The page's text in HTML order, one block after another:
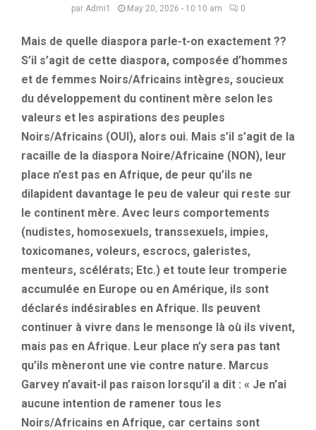
par Admi1 May 20, 2026 - 10:10 am 0
Mais de quelle diaspora parle-t-on exactement ??
S’il s’agit de cette diaspora, composée d’hommes
et de femmes Noirs/Africains intègres, soucieux
du développement du continent mère selon les
valeurs et les aspirations des peuples
Noirs/Africains (OUI), alors oui. Mais s’il s’agit de la
racaille de la diaspora Noire/Africaine (NON), leur
place n’est pas en Afrique, de peur qu’ils ne
dilapident davantage le peu de valeur qui reste sur
le continent mère. Avec leurs comportements
(nudistes, homosexuels, transsexuels, impies,
toxicomanes, voleurs, escrocs, galeristes,
menteurs, scélérats; Etc.) et toute leur tromperie
accumulée en Europe ou en Amérique, ils sont
déclarés indésirables en Afrique. Ils peuvent
continuer à vivre dans le mensonge là où ils vivent,
mais pas en Afrique. Leur place n’y sera pas tant
qu’ils mèneront une vie contre nature. Marcus
Garvey n’avait-il pas raison lorsqu’il a dit : « Je n’ai
aucune intention de ramener tous les
Noirs/Africains en Afrique, car certains sont